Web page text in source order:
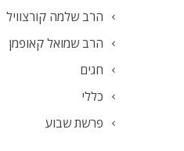
הרב שלמה קורצוויל
הרב שמואל קאופמן
חגים
כללי
פרשת שבוע